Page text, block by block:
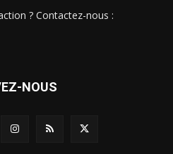
? Contactez-nous :
NOUS